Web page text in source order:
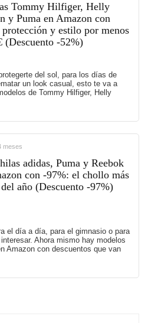
Tommy Hilfiger, Helly
y Puma en Amazon con
y estilo por menos
(Descuento -52%)
del sol, para los días de
un look casual, esto te va a
de Tommy Hilfiger, Helly
meses
adidas, Puma y Reebok
con -97%: el chollo más
año (Descuento -97%)
el día a día, para el gimnasio o para
Ahora mismo hay modelos
Amazon con descuentos que van